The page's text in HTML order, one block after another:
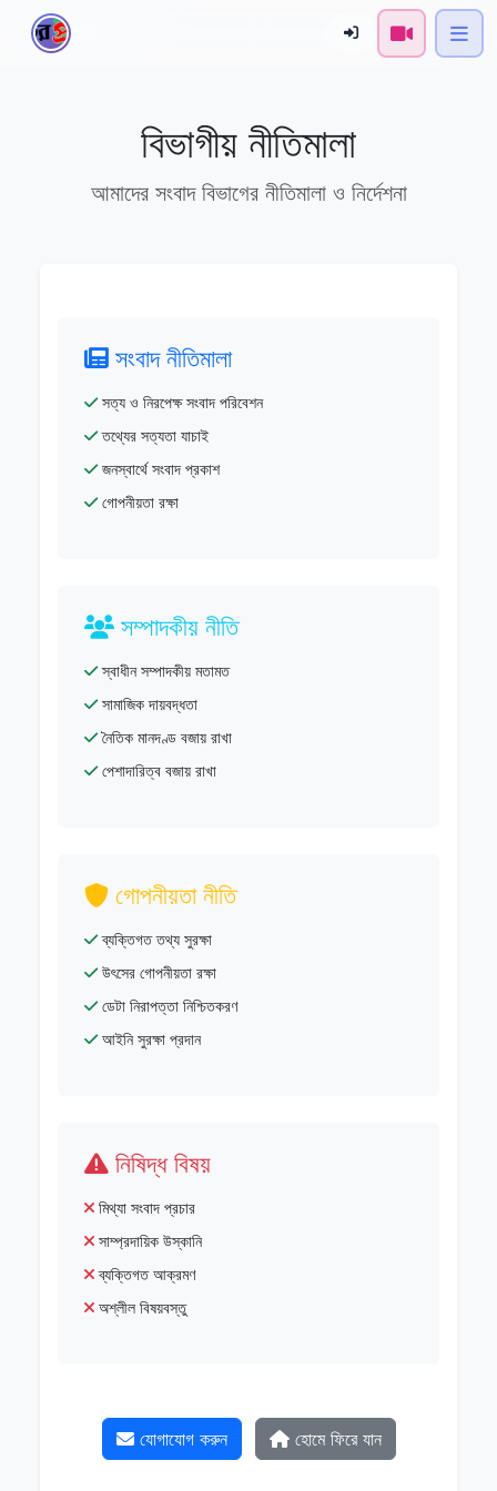
বিভাগীয় নীতিমালা
আমাদের সংবাদ বিভাগের নীতিমালা ও নির্দেশনা
সংবাদ নীতিমালা
সত্য ও নিরপেক্ষ সংবাদ পরিবেশন
তথ্যের সত্যতা যাচাই
জনস্বার্থে সংবাদ প্রকাশ
গোপনীয়তা রক্ষা
সম্পাদকীয় নীতি
স্বাধীন সম্পাদকীয় মতামত
সামাজিক দায়বদ্ধতা
নৈতিক মানদণ্ড বজায় রাখা
পেশাদারিত্ব বজায় রাখা
গোপনীয়তা নীতি
ব্যক্তিগত তথ্য সুরক্ষা
উৎসের গোপনীয়তা রক্ষা
ডেটা নিরাপত্তা নিশ্চিতকরণ
আইনি সুরক্ষা প্রদান
নিষিদ্ধ বিষয়
মিথ্যা সংবাদ প্রচার
সাম্প্রদায়িক উস্কানি
ব্যক্তিগত আক্রমণ
অশ্লীল বিষয়বস্তু
যোগাযোগ করুন হোমে ফিরে যান